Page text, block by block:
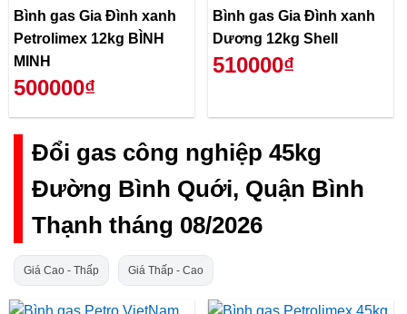
Bình gas Gia Đình xanh
Petrolimex 12kg BÌNH
MINH
500000₫
Bình gas Gia Đình xanh
Dương 12kg Shell
510000₫
Đổi gas công nghiệp 45kg
Đường Bình Quới, Quận Bình
Thạnh tháng 08/2026
Giá Cao - Thấp Giá Thấp - Cao